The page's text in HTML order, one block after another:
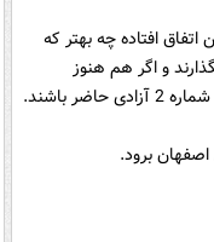
افتاده چه بهتر که
و اگر هم هنوز
برود.